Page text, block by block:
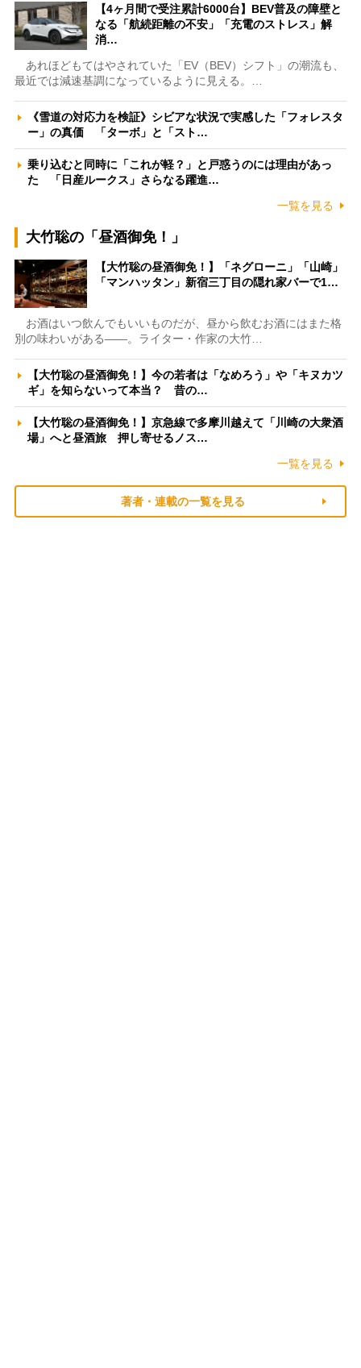
【4ヶ月間で受注累計6000台】BEV普及の障壁と
なる「航続距離の不安」「充電のストレス」解
消…
あれほどもてはやされていた「EV（BEV）シフト」の潮流も、
最近では減速基調になっているように見える。…
《雪道の対応力を検証》シビアな状況で実感した「フォレスタ
ー」の真価 「ターボ」と「スト…
乗り込むと同時に「これが軽？」と戸惑うのには理由があっ
た 「日産ルークス」さらなる躍進…
一覧を見る
大竹聡の「昼酒御免！」
【大竹聡の昼酒御免！】「ネグローニ」「山崎」
「マンハッタン」新宿三丁目の隠れ家バーで1…
お酒はいつ飲んでもいいものだが、昼から飲むお酒にはまた格
別の味わいがある――。ライター・作家の大竹…
【大竹聡の昼酒御免！】今の若者は「なめろう」や「キヌカツ
ギ」を知らないって本当？ 昔の…
【大竹聡の昼酒御免！】京急線で多摩川越えて「川崎の大衆酒
場」へと昼酒旅 押し寄せるノス…
一覧を見る
著者・連載の一覧を見る